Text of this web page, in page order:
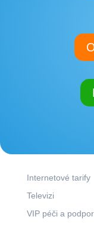
Internetové tarify
Televizi
VIP péči a